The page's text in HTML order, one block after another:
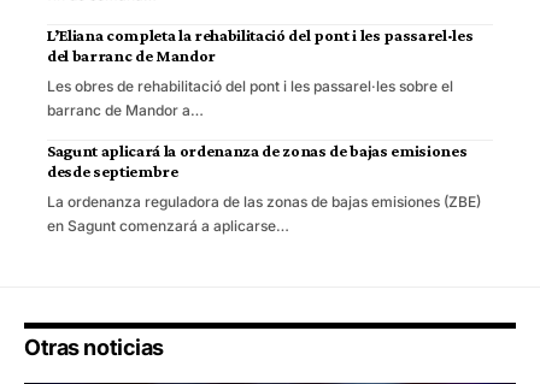
L’Eliana completa la rehabilitació del pont i les passarel·les
del barranc de Mandor
Les obres de rehabilitació del pont i les passarel·les sobre el
barranc de Mandor a…
Sagunt aplicará la ordenanza de zonas de bajas emisiones
desde septiembre
La ordenanza reguladora de las zonas de bajas emisiones (ZBE)
en Sagunt comenzará a aplicarse…
Otras noticias